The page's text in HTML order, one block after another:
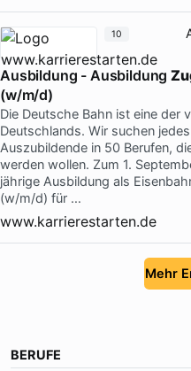
Ausbildung - Ausbildung
(w/m/d)
Die Deutsche Bahn ist eine der
Deutschlands. Wir suchen
Auszubildende in 50 Berufen,
werden wollen. Zum 1.
jährige Ausbildung als
(w/m/d) für …
www.karrierestarten.de
10
Mehr
BERUFE